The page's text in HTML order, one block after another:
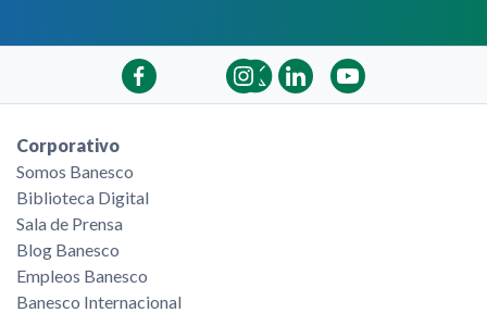
Corporativo
Somos Banesco
Biblioteca Digital
Sala de Prensa
Blog Banesco
Empleos Banesco
Banesco Internacional